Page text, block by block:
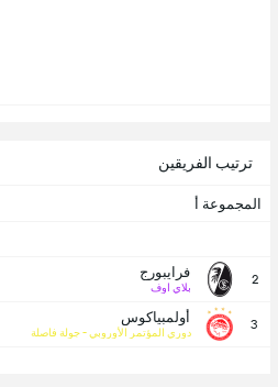
ترتيب الفريقين
المجموعة أ
2 فرايبورج
بلاي اوف
3 أولمبياكوس
دوري المؤتمر الأوروبي - جولة فاصلة